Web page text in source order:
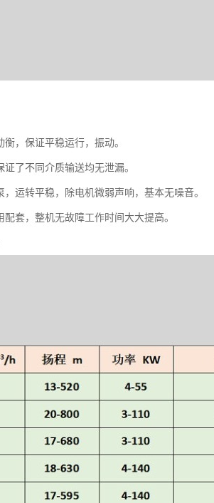
，保证平稳运行，振动。
了不同介质输送均无泄漏。
运转平稳，除电机微弱声响，基本无噪音。
套，整机无故障工作时间大大提高。